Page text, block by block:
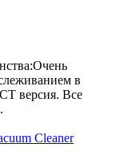
в
версия. Все
Cleaner